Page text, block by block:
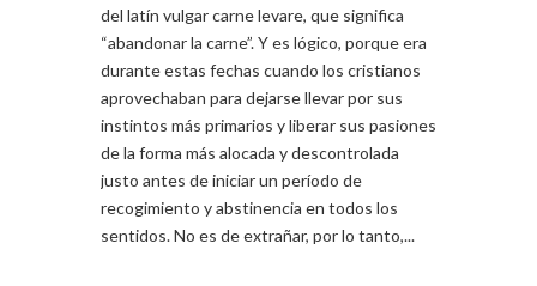
del latín vulgar carne levare, que significa
“abandonar la carne”. Y es lógico, porque era
durante estas fechas cuando los cristianos
aprovechaban para dejarse llevar por sus
instintos más primarios y liberar sus pasiones
de la forma más alocada y descontrolada
justo antes de iniciar un período de
recogimiento y abstinencia en todos los
sentidos. No es de extrañar, por lo tanto,...